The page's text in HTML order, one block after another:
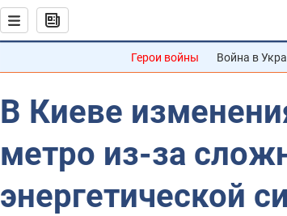
Герои войны Война в
В Киеве
метро из-за
энергетической